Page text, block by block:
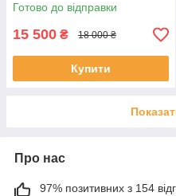
Готово до відправки
15 500 ₴ 18 000 ₴
Купити
Про нас
97% позитивних з 154